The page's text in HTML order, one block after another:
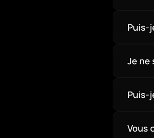
Puis-
Je ne
Puis-
Vous